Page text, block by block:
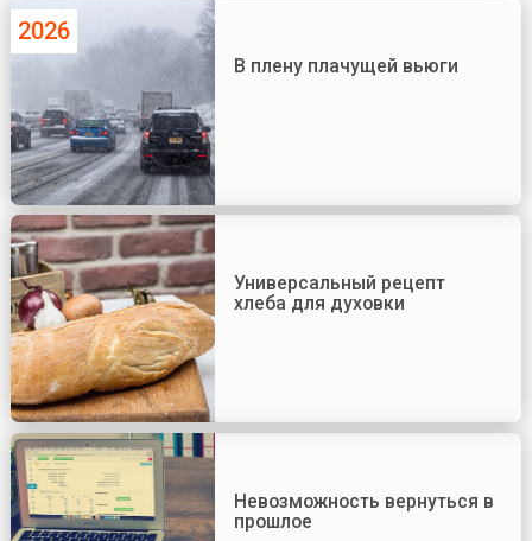
2026
В плену плачущей вьюги
Универсальный рецепт
хлеба для духовки
Невозможность вернуться в
прошлое